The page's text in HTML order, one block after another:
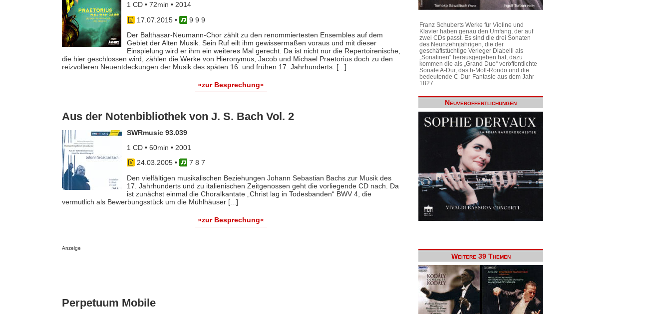
1 CD • 72min • 2014
17.07.2015•
9 9 9
Der Balthasar-Neumann-Chor zählt zu den renommiertesten Ensembles auf dem
Gebiet der Alten Musik. Sein Ruf eilt ihm gewissermaßen voraus und mit dieser
Einspielung wird er ihm ein weiteres Mal gerecht. Da ist nicht nur die Repertoirenische,
die hier geschlossen wird, zählen die Werke von Hieronymus, Jacob und Michael Praetorius doch zu den
reizvolleren Neuentdeckungen der Musik des späten 16. und frühen 17. Jahrhunderts. [...]
»zur Besprechung«
Aus der Notenbibliothek von J. S. Bach Vol. 2
SWRmusic 93.039
1 CD • 60min • 2001
24.03.2005•
7 8 7
Den vielfältigen musikalischen Beziehungen Johann Sebastian Bachs zur Musik des
17. Jahrhunderts und zu italienischen Zeitgenossen geht die vorliegende CD nach. Da
ist zunächst einmal die Choralkantate „Christ lag in Todesbanden“ BWV 4, die
vermutlich als Bewerbungsstück um die Mühlhäuser [...]
»zur Besprechung«
Anzeige
Perpetuum Mobile
Franz Schuberts Werke für Violine und
Klavier haben genau den Umfang, der auf
zwei CDs passt. Es sind die drei Sonaten
des Neunzehnjährigen, die der
geschäftstüchtige Verleger Diabelli als
„Sonatinen“ herausgegeben hat, dazu
kommen die als „Grand Duo“ veröffentlichte
Sonate A-Dur, das h-Moll-Rondo und die
bedeutende C-Dur-Fantasie aus dem Jahr
1827.
Neuveröffentlichungen
Weitere 39 Themen